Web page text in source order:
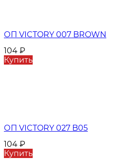
ОП VICTORY 007 BROWN
104 ₽
Купить
ОП VICTORY 027 B05
104 ₽
Купить